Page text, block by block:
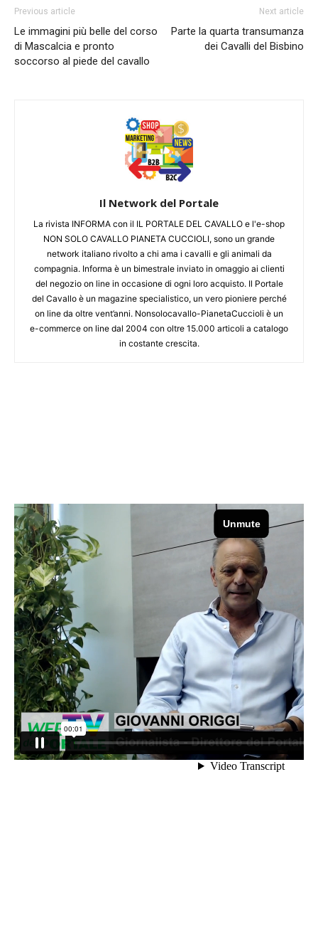
Previous article
Le immagini più belle del corso
di Mascalcia e pronto
soccorso al piede del cavallo
Next article
Parte la quarta transumanza
dei Cavalli del Bisbino
Il Network del Portale
La rivista INFORMA con il IL PORTALE DEL CAVALLO e l'e-shop
NON SOLO CAVALLO PIANETA CUCCIOLI, sono un grande
network italiano rivolto a chi ama i cavalli e gli animali da
compagnia. Informa è un bimestrale inviato in omaggio ai clienti
del negozio on line in occasione di ogni loro acquisto. Il Portale
del Cavallo è un magazine specialistico, un vero pioniere perché
on line da oltre vent’anni. Nonsolocavallo-PianetaCuccioli è un
e-commerce on line dal 2004 con oltre 15.000 articoli a catalogo
in costante crescita.